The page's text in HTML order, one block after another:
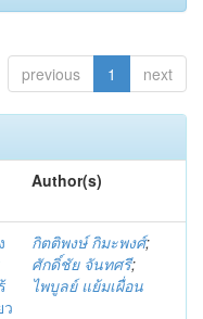
previous 1 next
Author(s)
กิตติพงษ์ กิมะพงศ์;
ศักดิ์ชัย จันทศรี;
ไพบูลย์ แย้มเผื่อน